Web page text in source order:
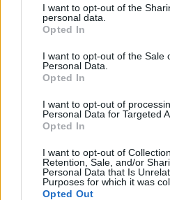
I want to opt-out of the
personal data.
Opted In
I want to opt-out of the Sale
Personal Data.
Opted In
I want to opt-out of
Personal Data for Targeted
Opted In
I want to opt-out of
Retention, Sale, and/or
Personal Data that Is
Purposes for which it was
Opted Out
varžovų ekipai
Žinios | Sportas
Miami „Heat“ fanai L. Jamesą
Žinios | Sportas
Naudingo J. Valančiūno
nepakako
Žinios | Sportas